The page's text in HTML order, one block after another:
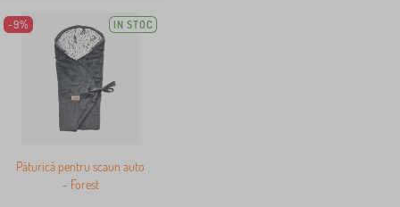
-9% IN STOC
Păturică pentru scaun auto
- Forest